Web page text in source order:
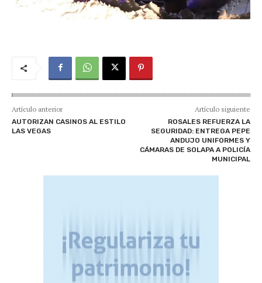
Artículo anterior
AUTORIZAN CASINOS AL ESTILO
LAS VEGAS
Artículo siguiente
ROSALES REFUERZA LA
SEGURIDAD: ENTREGA PEPE
ANDUJO UNIFORMES Y
CÁMARAS DE SOLAPA A POLICÍA
MUNICIPAL